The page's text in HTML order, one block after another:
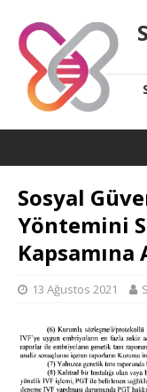
Sosyal
Yöntemini
Kapsamına
13 Ağustos 2021